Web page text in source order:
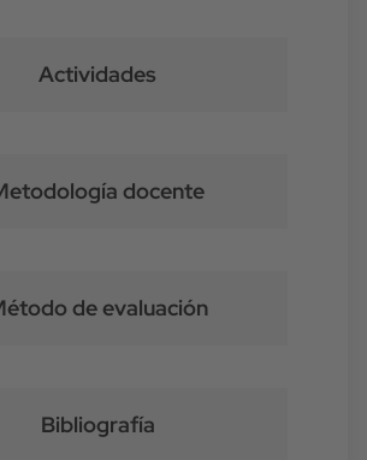
Actividades
docente
de evaluación
Bibliografía